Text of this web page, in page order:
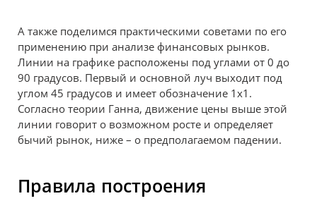
А также поделимся практическими советами по его
применению при анализе финансовых рынков.
Линии на графике расположены под углами от 0 до
90 градусов. Первый и основной луч выходит под
углом 45 градусов и имеет обозначение 1х1.
Согласно теории Ганна, движение цены выше этой
линии говорит о возможном росте и определяет
бычий рынок, ниже – о предполагаемом падении.
Правила построения